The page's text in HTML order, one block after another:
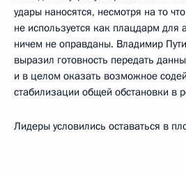
удары наносятся, несмотря на то
не используется как плацдарм для
ничем не оправданы. Владимир
выразил готовность передать
и в целом оказать возможное
стабилизации общей обстановки в
Лидеры условились оставаться в